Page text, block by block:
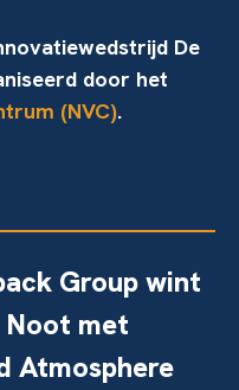
De
door het
(NVC).
Group wint
Noot met
Atmosphere